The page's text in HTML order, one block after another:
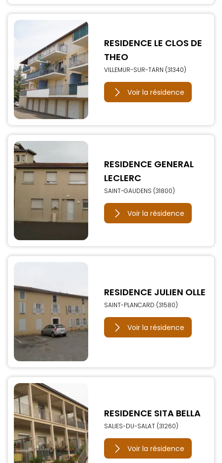
RESIDENCE LE CLOS DE
THEO
VILLEMUR-SUR-TARN (31340)
Voir la résidence
RESIDENCE GENERAL
LECLERC
SAINT-GAUDENS (31800)
Voir la résidence
RESIDENCE JULIEN OLLE
SAINT-PLANCARD (31580)
Voir la résidence
RESIDENCE SITA BELLA
SALIES-DU-SALAT (31260)
Voir la résidence